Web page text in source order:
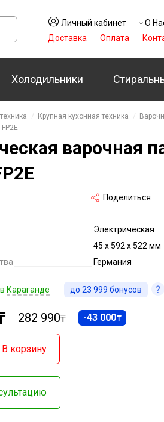
Личный кабинет
О
Доставка
Оплата
Холодильники
Крупная кухонная техника
варочная
Поделиться
Электрическая
45 х 592 х 522 мм
Германия
Караганде до 23 999 бонусов
282 990₸ -43 000₸
В корзину